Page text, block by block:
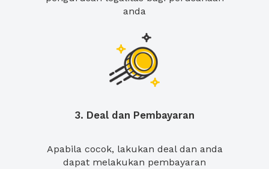
anda
3. Deal dan Pembayaran
Apabila cocok, lakukan deal dan anda
dapat melakukan pembayaran